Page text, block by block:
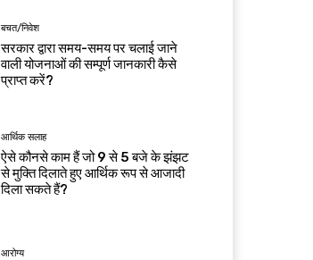
बचत/निवेश
सरकार द्वारा समय-समय पर चलाई जाने
वाली योजनाओं की सम्पूर्ण जानकारी कैसे
प्राप्त करें?
आर्थिक सलाह
ऐसे कौनसे काम हैं जो 9 से 5 बजे के झंझट
से मुक्ति दिलाते हुए आर्थिक रूप से आजादी
दिला सकते हैं?
आरोग्य